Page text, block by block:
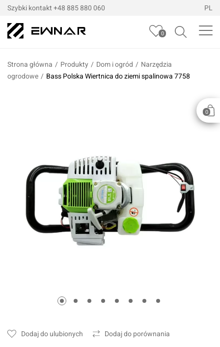
Szybki kontakt +48 885 880 060 PL
0
0
Strona główna / Produkty / Dom i ogród / Narzędzia
ogrodowe / Bass Polska Wiertnica do ziemi spalinowa 7758
Dodaj do ulubionych Dodaj do porównania